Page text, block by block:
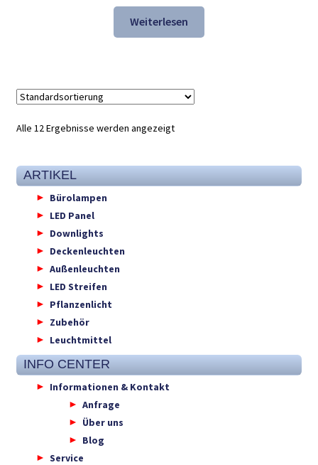
war:
149,66 € 133,98 €.
Weiterlesen
Alle 12 Ergebnisse werden angezeigt
ARTIKEL
Bürolampen
LED Panel
Downlights
Deckenleuchten
Außenleuchten
LED Streifen
Pflanzenlicht
Zubehör
Leuchtmittel
INFO CENTER
Informationen & Kontakt
Anfrage
Über uns
Blog
Service